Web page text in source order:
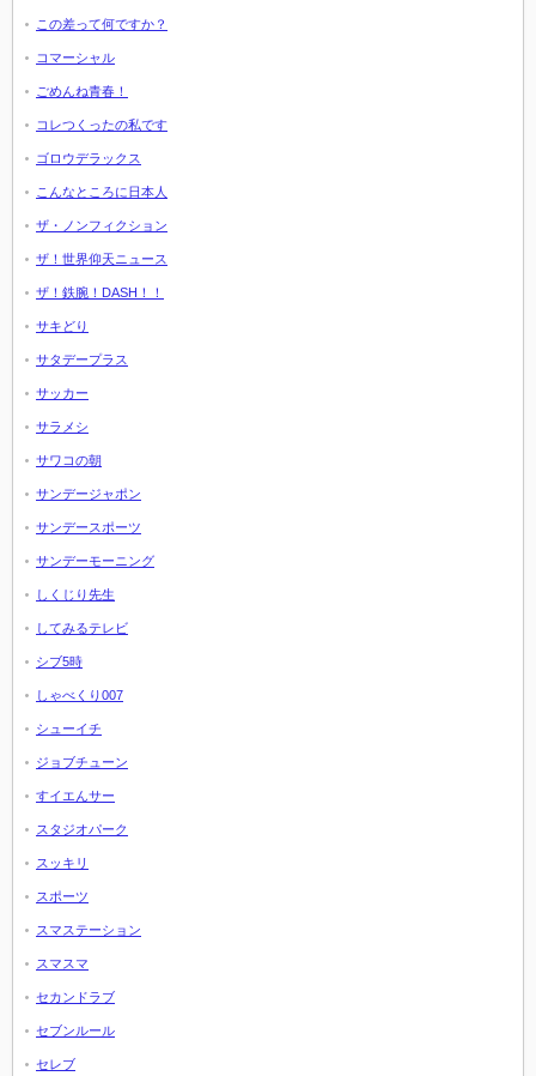
この差って何ですか？
コマーシャル
ごめんね青春！
コレつくったの私です
ゴロウデラックス
こんなところに日本人
ザ・ノンフィクション
ザ！世界仰天ニュース
ザ！鉄腕！DASH！！
サキどり
サタデープラス
サッカー
サラメシ
サワコの朝
サンデージャポン
サンデースポーツ
サンデーモーニング
しくじり先生
してみるテレビ
シブ5時
しゃべくり007
シューイチ
ジョブチューン
すイエんサー
スタジオパーク
スッキリ
スポーツ
スマステーション
スマスマ
セカンドラブ
セブンルール
セレブ